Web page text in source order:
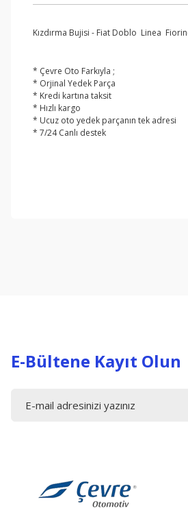
Kızdırma Bujisi - Fiat Doblo Linea
* Çevre Oto Farkıyla ;
* Orjinal Yedek Parça
* Kredi kartına taksit
* Hızlı kargo
* Ucuz oto yedek parçanın tek adresi
* 7/24 Canlı destek
E-Bültene Kayıt Olun